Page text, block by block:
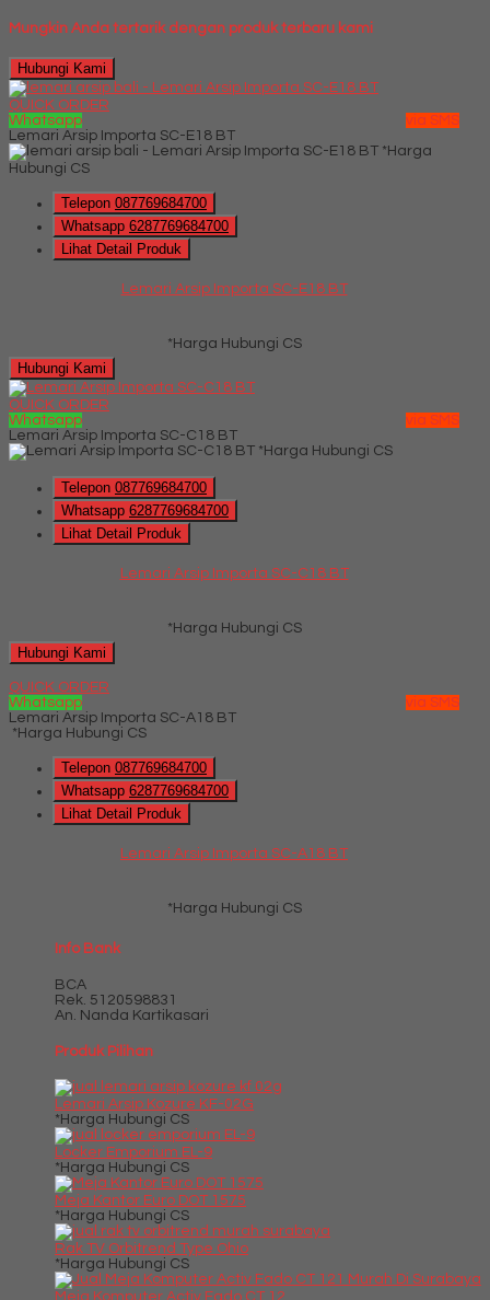
Mungkin Anda tertarik dengan produk terbaru kami
Hubungi Kami
QUICK ORDER
Whatsapp
via SMS
Lemari Arsip Importa SC-E18 BT
*Harga
Hubungi CS
Telepon 087769684700
Whatsapp 6287769684700
Lihat Detail Produk
Lemari Arsip Importa SC-E18 BT
*Harga Hubungi CS
Hubungi Kami
QUICK ORDER
Whatsapp
via SMS
Lemari Arsip Importa SC-C18 BT
*Harga Hubungi CS
Telepon 087769684700
Whatsapp 6287769684700
Lihat Detail Produk
Lemari Arsip Importa SC-C18 BT
*Harga Hubungi CS
Hubungi Kami
QUICK ORDER
Whatsapp
via SMS
Lemari Arsip Importa SC-A18 BT
*Harga Hubungi CS
Telepon 087769684700
Whatsapp 6287769684700
Lihat Detail Produk
Lemari Arsip Importa SC-A18 BT
*Harga Hubungi CS
Info Bank
BCA
Rek. 5120598831
An. Nanda Kartikasari
Produk Pilihan
Lemari Arsip Kozure KF-02G
*Harga Hubungi CS
Locker Emporium EL-9
*Harga Hubungi CS
Meja Kantor Euro DOT 1575
*Harga Hubungi CS
Rak TV Orbitrend Type Ohio
*Harga Hubungi CS